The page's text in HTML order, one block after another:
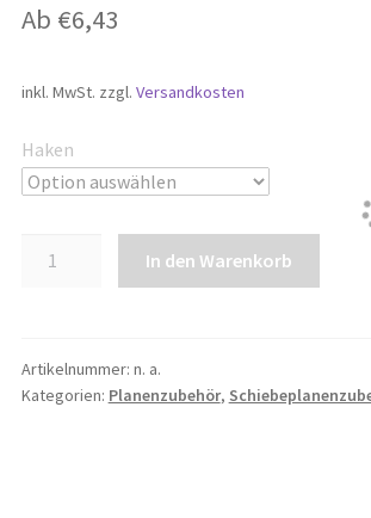
Ab €6,43
inkl. MwSt. zzgl. Versandkosten
Haken
In den Warenkorb
Artikelnummer: n. a.
Kategorien: Planenzubehör,